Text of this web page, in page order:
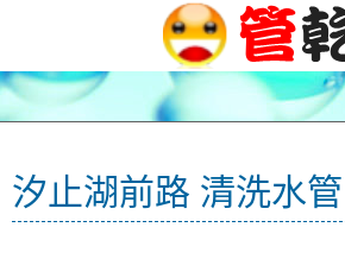
汐止湖前路 清洗水管